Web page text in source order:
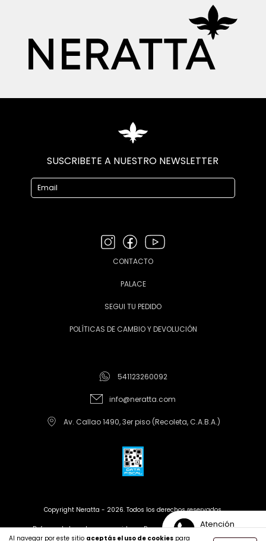
Al navegar por este sitio aceptás el uso de cookies para
Atención
SUSCRIBETE A NUESTRO NEWSLETTER
CONTACTO
PALACE
SEGUI TU PEDIDO
POLÍTICAS DE CAMBIO Y DEVOLUCIÓN
541123260092
info@neratta.com
Av. Callao 1490, 3er piso (Recoleta, C.A.B.A.)
Copyright Neratta - 2026. Todos los derechos reservados.
Defensa de las y los consumidores. Para reclamosingrese aquí